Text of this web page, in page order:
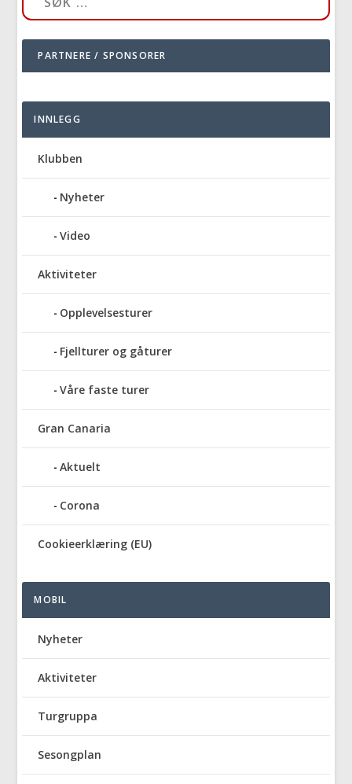
PARTNERE / SPONSORER
INNLEGG
Klubben
Nyheter
Video
Aktiviteter
Opplevelsesturer
Fjellturer og gåturer
Våre faste turer
Gran Canaria
Aktuelt
Corona
Cookieerklæring (EU)
MOBIL
Nyheter
Aktiviteter
Turgruppa
Sesongplan